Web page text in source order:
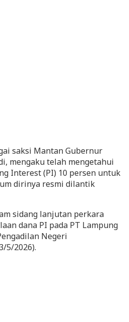
saksi Mantan Gubernur
mengaku telah mengetahui
Interest (PI) 10 persen untuk
dirinya resmi dilantik
sidang lanjutan perkara
dana PI pada PT Lampung
Negeri
5/2026).